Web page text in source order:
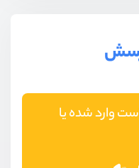
وارد شده یا